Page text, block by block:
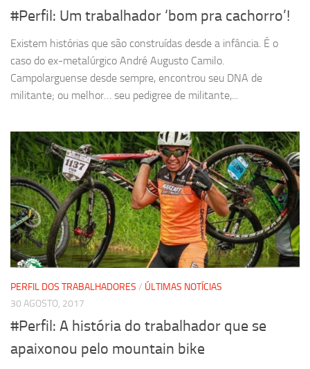
#Perfil: Um trabalhador ‘bom pra cachorro’!
Existem histórias que são construídas desde a infância. É o
caso do ex-metalúrgico André Augusto Camilo.
Campolarguense desde sempre, encontrou seu DNA de
militante; ou melhor… seu pedigree de militante,...
PERFIL DOS TRABALHADORES / ÚLTIMAS NOTÍCIAS
30 AGOSTO, 2017
#Perfil: A história do trabalhador que se
apaixonou pelo mountain bike